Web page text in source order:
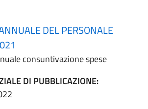
DEL PERSONALE
consuntivazione spese
DI PUBBLICAZIONE: